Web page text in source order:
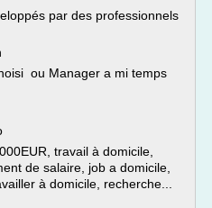
par des professionnels
ou Manager a mi temps
travail à domicile,
de salaire, job a domicile,
à domicile, recherche...